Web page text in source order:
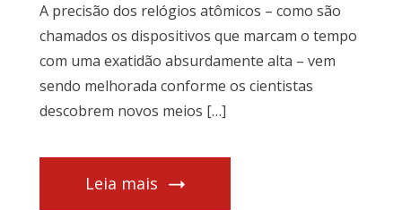
A precisão dos relógios atômicos – como são
chamados os dispositivos que marcam o tempo
com uma exatidão absurdamente alta – vem
sendo melhorada conforme os cientistas
descobrem novos meios […]
Leia mais